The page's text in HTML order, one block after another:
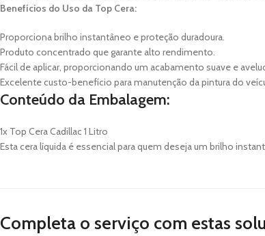
Benefícios do Uso da Top Cera:
Proporciona brilho instantâneo e proteção duradoura.
Produto concentrado que garante alto rendimento.
Fácil de aplicar, proporcionando um acabamento suave e
Excelente custo-benefício para manutenção da pintura do
Conteúdo da Embalagem:
1x Top Cera Cadillac 1 Litro
Esta cera líquida é essencial para quem deseja um brilho
Completa o serviço com estas